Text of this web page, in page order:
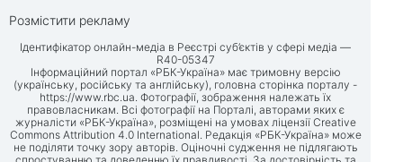
Розмістити рекламу
Ідентифікатор онлайн-медіа в Реєстрі суб’єктів у сфері медіа —
R40-05347
Інформаційний портал «РБК-Україна» має тримовну версію
(українську, російську та англійську), головна сторінка порталу -
https://www.rbc.ua. Фотографії, зображення належать їх
правовласникам. Всі фотографії на Порталі, авторами яких є
журналісти «РБК-Україна», розміщені на умовах ліцензії Creative
Commons Attribution 4.0 International. Редакція «РБК-Україна» може
не поділяти точку зору авторів. Оціночні судження не підлягають